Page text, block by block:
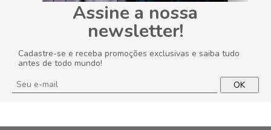
Assine a nossa
newsletter!
Cadastre-se e receba promoções exclusivas e saiba tudo
antes de todo mundo!
OK